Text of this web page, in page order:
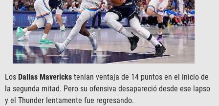
Los Dallas Mavericks tenían ventaja de 14 puntos en el inicio de
la segunda mitad. Pero su ofensiva desapareció desde ese lapso
y el Thunder lentamente fue regresando.